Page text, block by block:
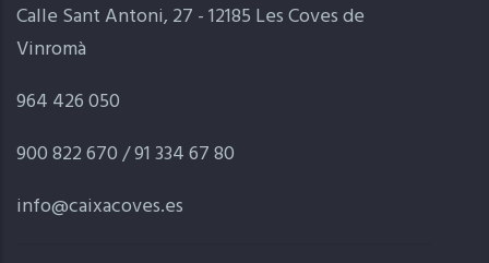
Calle Sant Antoni, 27 - 12185 Les Coves de
Vinromà
964 426 050
900 822 670 / 91 334 67 80
info@caixacoves.es